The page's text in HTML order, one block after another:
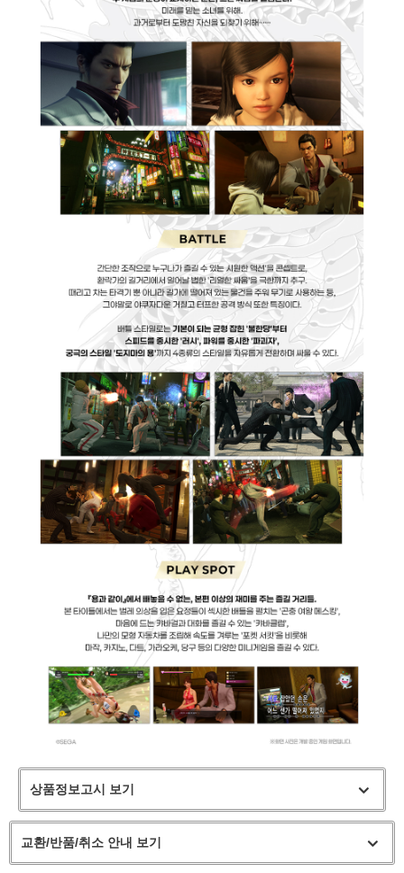
상품정보고시 보기
교환/반품/취소 안내 보기